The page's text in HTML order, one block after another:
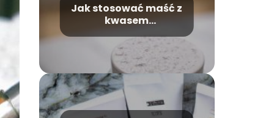
Jak stosować maść z
kwasem